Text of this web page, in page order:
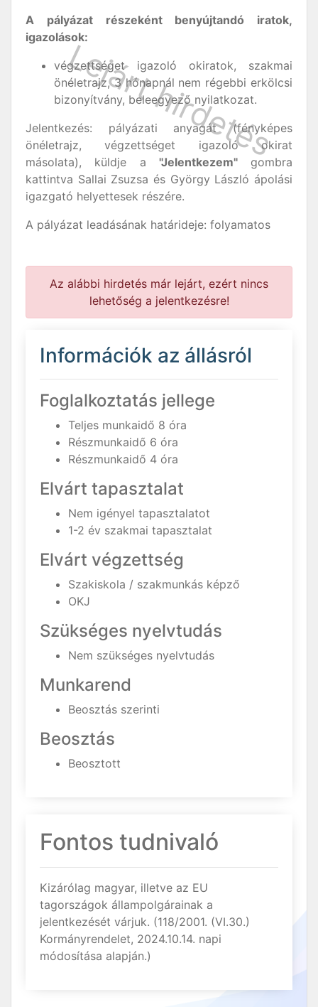
A pályázat részeként benyújtandó iratok,
igazolások:
végzettséget igazoló okiratok, szakmai
önéletrajz, 3 hónapnál nem régebbi erkölcsi
bizonyítvány, beleegyező nyilatkozat.
Jelentkezés: pályázati anyagát (fényképes
önéletrajz, végzettséget igazoló okirat
másolata), küldje a "Jelentkezem"gombra
kattintva Sallai Zsuzsa és György László ápolási
igazgató helyettesek részére.
A pályázat leadásának határideje: folyamatos
Az alábbi hirdetés már lejárt, ezért nincs
lehetőség a jelentkezésre!
Információk az állásról
Foglalkoztatás jellege
Teljes munkaidő 8 óra
Részmunkaidő 6 óra
Részmunkaidő 4 óra
Elvárt tapasztalat
Nem igényel tapasztalatot
1-2 év szakmai tapasztalat
Elvárt végzettség
Szakiskola / szakmunkás képző
OKJ
Szükséges nyelvtudás
Nem szükséges nyelvtudás
Munkarend
Beosztás szerinti
Beosztás
Beosztott
Fontos tudnivaló
Kizárólag magyar, illetve az EU
tagországok állampolgárainak a
jelentkezését várjuk. (118/2001. (VI.30.)
Kormányrendelet, 2024.10.14. napi
módosítása alapján.)